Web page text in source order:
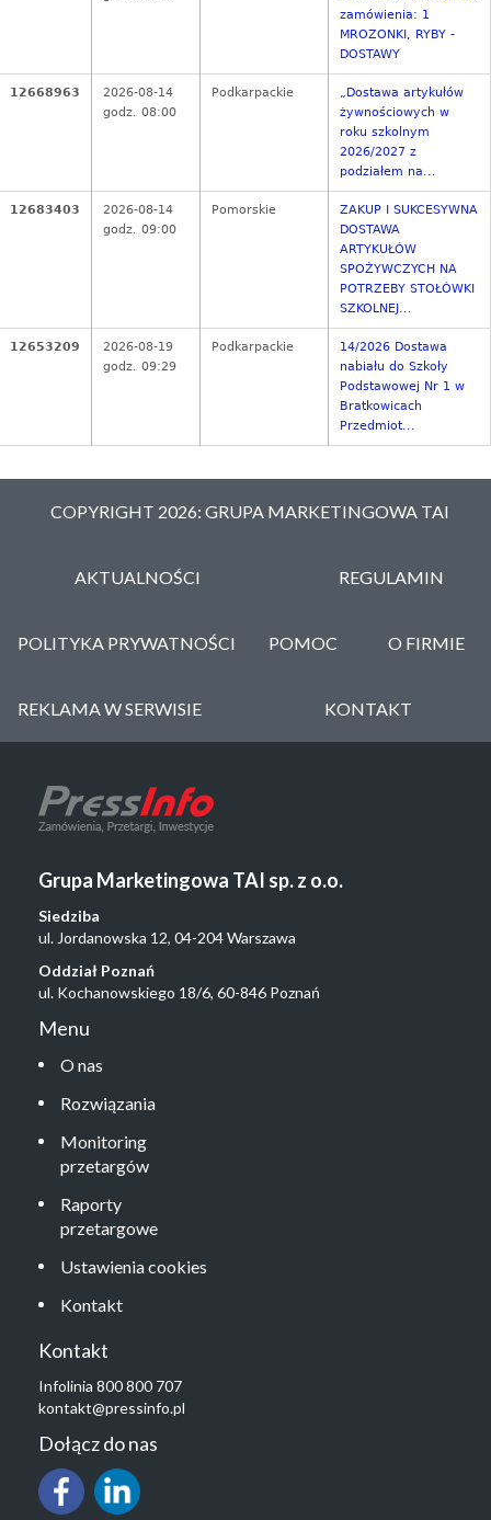
zamówienia: 1
MROZONKI, RYBY -
DOSTAWY
12668963
2026-08-14
godz. 08:00
Podkarpackie
„Dostawa artykułów
żywnościowych w
roku szkolnym
2026/2027 z
podziałem na...
12683403
2026-08-14
godz. 09:00
Pomorskie
ZAKUP I SUKCESYWNA
DOSTAWA
ARTYKUŁÓW
SPOŻYWCZYCH NA
POTRZEBY STOŁÓWKI
SZKOLNEJ...
12653209
2026-08-19
godz. 09:29
Podkarpackie
14/2026 Dostawa
nabiału do Szkoły
Podstawowej Nr 1 w
Bratkowicach
Przedmiot...
COPYRIGHT 2026: GRUPA MARKETINGOWA TAI
AKTUALNOŚCI REGULAMIN
POLITYKA PRYWATNOŚCI POMOC O FIRMIE
REKLAMA W SERWISIE KONTAKT
Grupa Marketingowa TAI sp. z o.o.
Siedziba
ul. Jordanowska 12, 04-204 Warszawa
Oddział Poznań
ul. Kochanowskiego 18/6, 60-846 Poznań
Menu
O nas
Rozwiązania
Monitoring
przetargów
Raporty
przetargowe
Ustawienia cookies
Kontakt
Kontakt
Infolinia 800 800 707
kontakt@pressinfo.pl
Dołącz do nas